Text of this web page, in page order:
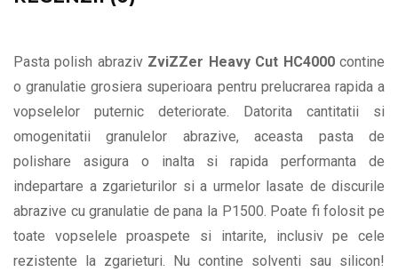
Pasta polish abraziv ZviZZer Heavy Cut HC4000contine
o granulatie grosiera superioara pentru prelucrarea rapida a
vopselelor puternic deteriorate. Datorita cantitatii si
omogenitatii granulelor abrazive, aceasta pasta de
polishare asigura o inalta si rapida performanta de
indepartare a zgarieturilor si a urmelor lasate de discurile
abrazive cu granulatie de pana la P1500. Poate fi folosit pe
toate vopselele proaspete si intarite, inclusiv pe cele
rezistente la zgarieturi. Nu contine solventi sau silicon!